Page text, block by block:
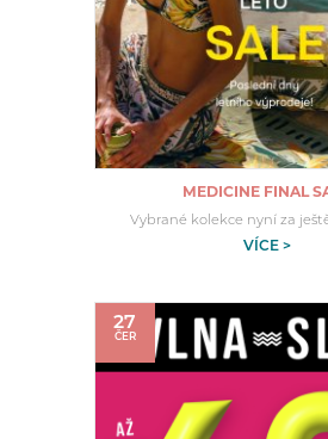
MEDICINE FINAL
Vybrané kolekce nyní za
VÍCE >
27
ČER